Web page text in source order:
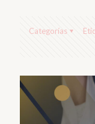
Categorías